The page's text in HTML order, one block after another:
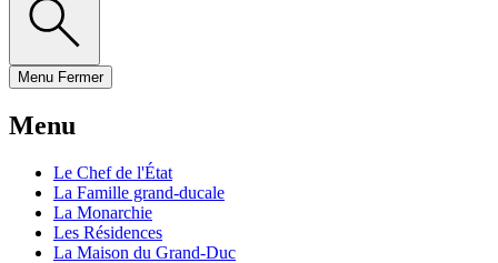
Menu Fermer
Menu
Le Chef de l'État
La Famille grand-ducale
La Monarchie
Les Résidences
La Maison du Grand-Duc